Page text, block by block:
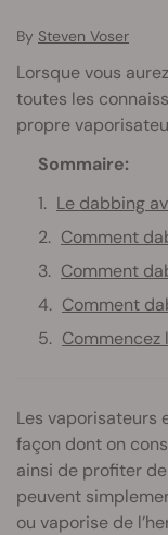
By Steven Voser
Lorsque vous
toutes les
propre
Sommaire:
Le dabbing
Comment
Comment
Comment
Commencez
Les vaporisateurs
façon dont on
ainsi de profiter
peuvent
ou vaporise de